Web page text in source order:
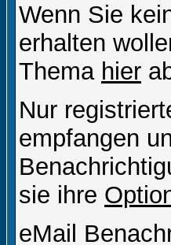
Wenn Sie
erhalten
Thema hier
Nur
empfangen
sie ihre
eMail